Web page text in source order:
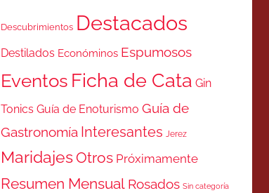
Descubrimientos Destacados
Destilados Económinos Espumosos
Eventos Ficha de Cata Gin
Tonics Guía de Enoturismo Guía de
Gastronomía Interesantes Jerez
MaridajesOtros Próximamente
Resumen Mensual Rosados Sin categoría